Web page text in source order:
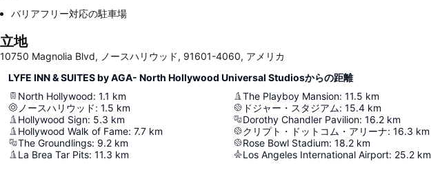
バリアフリー対応の駐車場
立地
10750 Magnolia Blvd, ノースハリウッド, 91601-4060, アメリカ
LYFE INN & SUITES by AGA- North Hollywood Universal Studiosからの距離
North Hollywood: 1.1 km
ノースハリウッド: 1.5 km
Hollywood Sign: 5.3 km
Hollywood Walk of Fame: 7.7 km
The Groundlings: 9.2 km
La Brea Tar Pits: 11.3 km
The Playboy Mansion: 11.5 km
ドジャー・スタジアム: 15.4 km
Dorothy Chandler Pavilion: 16.2 km
クリプト・ドットコム・アリーナ: 16.3 km
Rose Bowl Stadium: 18.2 km
Los Angeles International Airport: 25.2 km